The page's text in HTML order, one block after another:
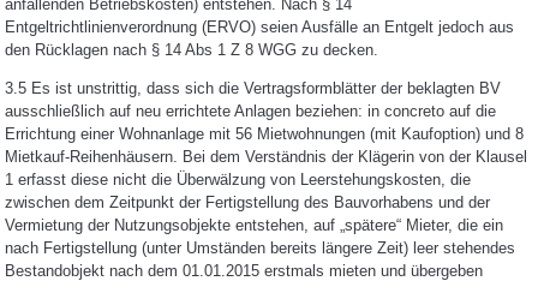
anfallenden Betriebskosten) entstehen. Nach § 14
Entgeltrichtlinienverordnung (ERVO) seien Ausfälle an Entgelt jedoch aus
den Rücklagen nach § 14 Abs 1 Z 8 WGG zu decken.
3.5 Es ist unstrittig, dass sich die Vertragsformblätter der beklagten BV
ausschließlich auf neu errichtete Anlagen beziehen: in concreto auf die
Errichtung einer Wohnanlage mit 56 Mietwohnungen (mit Kaufoption) und 8
Mietkauf-Reihenhäusern. Bei dem Verständnis der Klägerin von der Klausel
1 erfasst diese nicht die Überwälzung von Leerstehungskosten, die
zwischen dem Zeitpunkt der Fertigstellung des Bauvorhabens und der
Vermietung der Nutzungsobjekte entstehen, auf „spätere“ Mieter, die ein
nach Fertigstellung (unter Umständen bereits längere Zeit) leer stehendes
Bestandobjekt nach dem 01.01.2015 erstmals mieten und übergeben